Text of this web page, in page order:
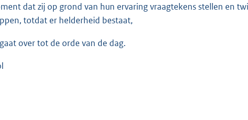
dat zij op grond van hun ervaring vraagtekens stellen en
totdat er helderheid bestaat,
over tot de orde van de dag.